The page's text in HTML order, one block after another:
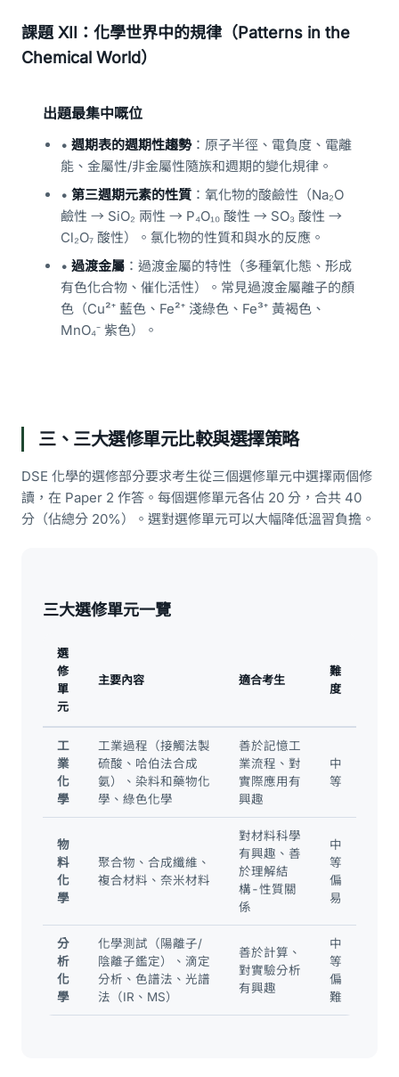
課題 XII：化學世界中的規律（Patterns in the
Chemical World）
出題最集中嘅位
• 週期表的週期性趨勢：原子半徑、電負度、電離
能、金屬性/非金屬性隨族和週期的變化規律。
• 第三週期元素的性質 ：氧化物的酸鹼性（Na₂O
鹼性 → SiO₂ 兩性 → P₄O₁₀ 酸性 → SO₃ 酸性 →
Cl₂O₇ 酸性）。氯化物的性質和與水的反應。
• 過渡金屬 ：過渡金屬的特性（多種氧化態、形成
有色化合物、催化活性）。常見過渡金屬離子的顏
色（Cu²⁺ 藍色、Fe²⁺ 淺綠色、Fe³⁺ 黃褐色、
MnO₄⁻ 紫色）。
三、三大選修單元比較與選擇策略
DSE 化學的選修部分要求考生從三個選修單元中選擇兩個修
讀，在 Paper 2 作答。每個選修單元各佔 20 分，合共 40
分（佔總分 20%）。選對選修單元可以大幅降低溫習負擔。
三大選修單元一覽
選
修
單
元
主要內容 適合考生
難
度
工
業
化
學
工業過程（接觸法製
硫酸、哈伯法合成
氨）、染料和藥物化
學、綠色化學
善於記憶工
業流程、對
實際應用有
興趣
中
等
物
料
化
學
聚合物、合成纖維、
複合材料、奈米材料
對材料科學
有興趣、善
於理解結
構-性質關
係
中
等
偏
易
分
析
化
學
化學測試（陽離子/
陰離子鑑定）、滴定
分析、色譜法、光譜
法（IR、MS）
善於計算、
對實驗分析
有興趣
中
等
偏
難